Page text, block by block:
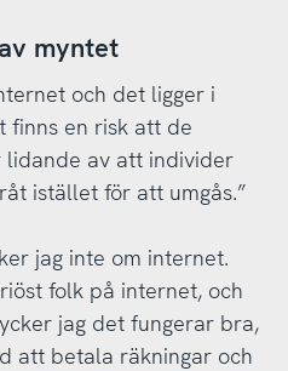
myntet
och det ligger i
finns en risk att de
av att individer
istället för att umgås.”
jag inte om internet.
folk på internet, och
jag det fungerar bra,
att betala räkningar och